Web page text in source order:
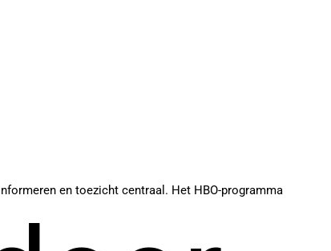
en toezicht centraal. Het HBO-programma